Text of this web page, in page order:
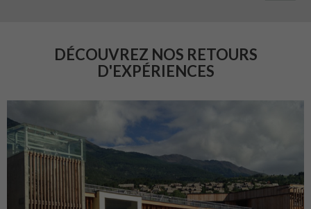
DÉCOUVREZ NOS RETOURS
D'EXPÉRIENCES